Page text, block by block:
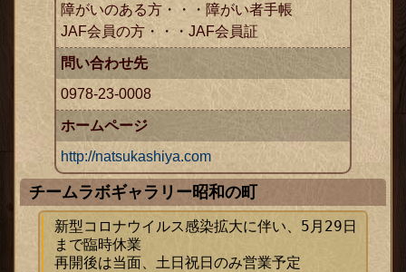
障がいのある方・・・障がい者手帳
JAF会員の方・・・JAF会員証
問い合わせ先
0978-23-0008
ホームページ
http://natsukashiya.com
チームラボギャラリー昭和の町
新型コロナウイルス感染拡大に伴い、5月29日
まで臨時休業
再開後は当面、土日祝日のみ営業予定